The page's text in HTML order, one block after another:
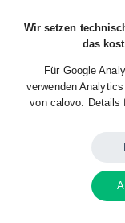
Sportschau
Wir setzen
das
Für Google
verwenden
von calovo. Details